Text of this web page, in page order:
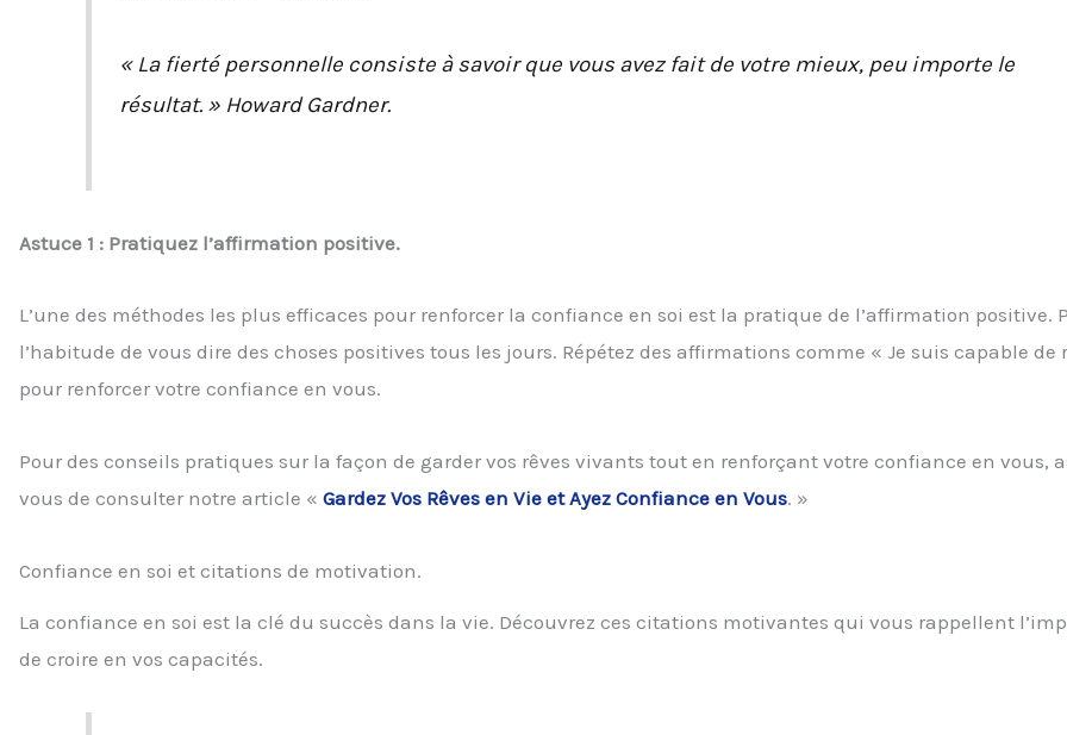
« La fierté personnelle consiste à savoir que vous avez fait de votre mieux, peu importe le
résultat. » Howard Gardner.
Astuce 1 : Pratiquez l’affirmation positive.
L’une des méthodes les plus efficaces pour renforcer la confiance en soi est la pratique de l’affirmation positive.
l’habitude de vous dire des choses positives tous les jours. Répétez des affirmations comme « Je suis capable de
pour renforcer votre confiance en vous.
Pour des conseils pratiques sur la façon de garder vos rêves vivants tout en renforçant votre confiance en vous,
vous de consulter notre article « Gardez Vos Rêves en Vie et Ayez Confiance en Vous. »
Confiance en soi et citations de motivation.
La confiance en soi est la clé du succès dans la vie. Découvrez ces citations motivantes qui vous rappellent
de croire en vos capacités.